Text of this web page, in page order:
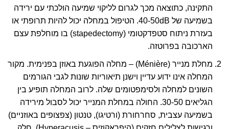
התקינה, כתוצאה מכך לגרום לליקוי שמיעה הולכתי עם ירידה
בשמיעה של 40-50dB. הטיפול במחלה יכול להיות תרופתי או
בעזרת ניתוח סטפדקטומי (stapedectomy) בו מוחלפת עצם
הארכובה בפרוטזה.
מחלת מנייר (Ménière) – מחלה הפוגעת באוזן בפנימית. מקור
המחלה אינו ידוע עדיין וישנן תיאוריות שונות לגבי הגורמים
השונים למחלה ולסימפטומים שלה. לרוב המחלה תופיע בין
הגליאים 30-50. החולה במחלת המנייר יכול לסבול מירידה
בשמיעה עצבית, סחרחורת (ורטיגו), טנטון (צפצופים באוזניים)